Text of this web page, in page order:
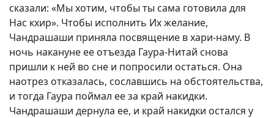
сказали: «Мы хотим, чтобы ты сама готовила для
Нас кхир». Чтобы исполнить Их желание,
Чандрашаши приняла посвящение в хари-наму. В
ночь накануне ее отъезда Гаура-Нитай снова
пришли к ней во сне и попросили остаться. Она
наотрез отказалась, сославшись на обстоятельства,
и тогда Гаура поймал ее за край накидки.
Чандрашаши дернула ее, и край накидки остался у